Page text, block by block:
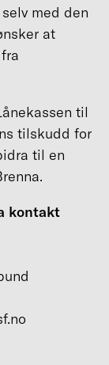
med den
at
til
tilskudd for
til en
kontakt